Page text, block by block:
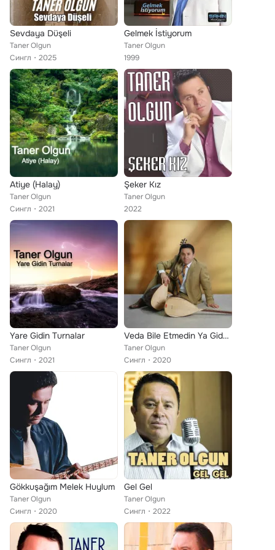
Sevdaya Düşeli
Taner Olgun
Сингл
2025
Gelmek İstiyorum
Taner Olgun
1999
Atiye (Halay)
Taner Olgun
Сингл
2021
Şeker Kız
Taner Olgun
2022
Yare Gidin Turnalar
Taner Olgun
Сингл
2021
Veda Bile Etmedin Ya Giderken
Taner Olgun
Сингл
2020
Gökkuşağım Melek Huylum
Taner Olgun
Сингл
2020
Gel Gel
Taner Olgun
Сингл
2022